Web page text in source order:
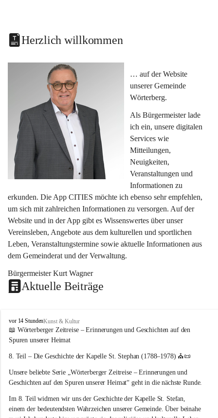
Herzlich willkommen
… auf der Website
unserer Gemeinde
Wörterberg.
Als Bürgermeister lade
ich ein, unsere digitalen
Services wie
Mitteilungen,
Neuigkeiten,
Veranstaltungen und
Informationen zu
erkunden. Die App CITIES möchte ich ebenso sehr empfehlen,
um sich mit zahlreichen Informationen zu versorgen. Auf der
Website und in der App gibt es Wissenswertes über unser
Vereinsleben, Angebote aus dem kulturellen und sportlichen
Leben, Veranstaltungstermine sowie aktuelle Informationen aus
dem Gemeinderat und der Verwaltung.
Bürgermeister Kurt Wagner
Aktuelle Beiträge
W
ö
r
e
b
e
g
vor 14 StundenKunst & Kultur
📖 Wörterberger Zeitreise – Erinnerungen und Geschichten auf den
Spuren unserer Heimat
8. Teil – Die Geschichte der Kapelle St. Stephan (1788–1978) ⛪📜
Unsere beliebte Serie „Wörterberger Zeitreise – Erinnerungen und
Geschichten auf den Spuren unserer Heimat“ geht in die nächste Runde.
Im 8. Teil widmen wir uns der Geschichte der Kapelle St. Stefan,
einem der bedeutendsten Wahrzeichen unserer Gemeinde. Über beinahe